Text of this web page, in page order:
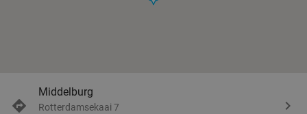
Middelburg
Rotterdamsekaai 7